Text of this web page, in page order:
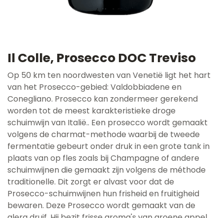
Il Colle, Prosecco DOC Treviso
Op 50 km ten noordwesten van Venetië ligt het hart
van het Prosecco-gebied: Valdobbiadene en
Conegliano. Prosecco kan zondermeer gerekend
worden tot de meest karakteristieke droge
schuimwijn van Italië.. Een prosecco wordt gemaakt
volgens de charmat-methode waarbij de tweede
fermentatie gebeurt onder druk in een grote tank in
plaats van op fles zoals bij Champagne of andere
schuimwijnen die gemaakt zijn volgens de méthode
traditionelle. Dit zorgt er alvast voor dat de
Prosecco-schuimwijnen hun frisheid en fruitigheid
bewaren. Deze Prosecco wordt gemaakt van de